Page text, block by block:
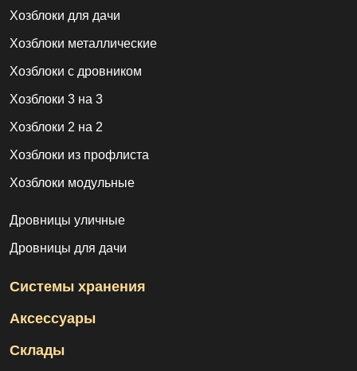
Хозблоки для дачи
Хозблоки металлические
Хозблоки с дровником
Хозблоки 3 на 3
Хозблоки 2 на 2
Хозблоки из профлиста
Хозблоки модульные
Дровницы уличные
Дровницы для дачи
Системы хранения
Аксессуары
Склады